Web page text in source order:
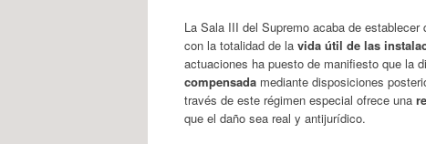
La Sala III del Supremo acaba de establecer
con la totalidad de la vida útil de las
actuaciones ha puesto de manifiesto que la
compensada mediante disposiciones
través de este régimen especial ofrece una
que el daño sea real y antijurídico.